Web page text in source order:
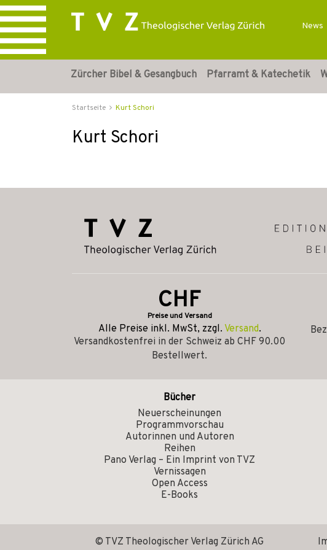
News
Zürcher Bibel & Gesangbuch Pfarramt & Katechetik
Startseite Kurt Schori
Kurt Schori
CHF
Preise und Versand
Alle Preise inkl. MwSt, zzgl. Versand.
Versandkostenfrei in der Schweiz ab CHF 90.00
Bestellwert.
Bücher
Neuerscheinungen
Programmvorschau
Autorinnen und Autoren
Reihen
Pano Verlag – Ein Imprint von TVZ
Vernissagen
Open Access
E-Books
© TVZ Theologischer Verlag Zürich AG